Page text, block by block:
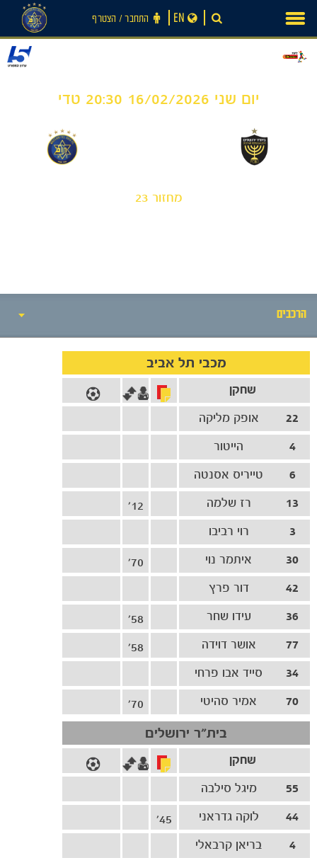
content
התחבר ‪/‬ הצטרף EN
יום שני 16/02/2026 20:30 טדי
מחזור 23
הרכבים
סיקור המשחק
הרכבים
גלריה
מכבי תל אביב
שחקן
22
אופק מליקה
4
הייטור
6
טייריס אסנטה
13
רז שלמה
12'
3
רוי רביבו
30
איתמר נוי
70'
42
דור פרץ
36
עידו שחר
58'
77
אושר דוידה
58'
34
סייד אבו פרחי
70
אמיר סהיטי 70'
בית"ר ירושלים
שחקן
55
מיגל סילבה
44
לוקה גדראני
45'
4
בריאן קרבאלי